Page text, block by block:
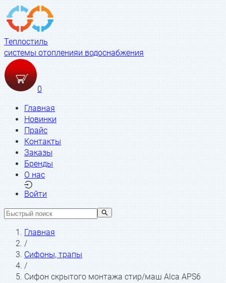
Теплостиль
системы отопленияи водоснабжения
0
Главная
Новинки
Прайс
Контакты
Заказы
Бренды
О нас
Войти
Главная
/
Сифоны, трапы
/
Сифон скрытого монтажа стир/маш Alca APS6